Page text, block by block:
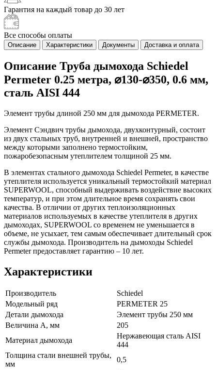
Гарантия на каждый товар до 30 лет
Все способы оплаты
Описание Характеристики Документы Доставка и оплата
Описание Труба дымохода Schiedel
Permeter 0.25 метра, ⌀130-⌀350, 0.6 мм,
сталь AISI 444
Элемент трубы длиной 250 мм для дымохода PERMETER.
Элемент Сэндвич трубы дымохода, двухконтурный, состоит
из двух стальных труб, внутренней и внешней, пространство
между которыми заполнено термостойким,
пожаробезопасным утеплителем толщиной 25 мм.
В элементах стального дымохода Schiedel Permeter, в качестве
утеплителя используется уникальный термостойкий материал
SUPERWOOL, способный выдерживать воздействие высоких
температур, и при этом длительное время сохранять свои
качества. В отличии от других теплоизоляционных
материалов используемых в качестве утеплителя в других
дымоходах, SUPERWOOL со временем не уменьшается в
объеме, не усыхает, тем самым обеспечивает длительный срок
службы дымохода. Производитель на дымоходы Schiedel
Permeter предоставляет гарантию – 10 лет.
Характеристики
Производитель
Schiedel
Модельный ряд
PERMETER 25
Детали дымохода
Элемент трубы 250 мм
Величина А, мм
205
Материал дымохода
Нержавеющая сталь AISI
444
Толщина стали внешней трубы,
мм
0,5